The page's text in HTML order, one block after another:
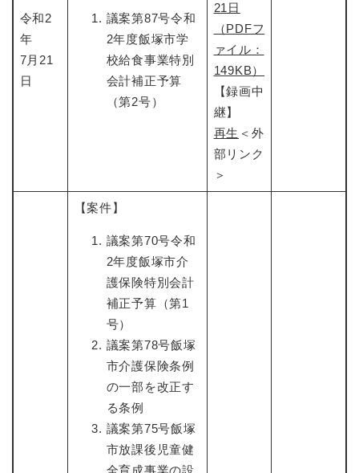
令和2
年
7月21
日
議案第87号令和
2年度飯塚市学
校給食事業特別
会計補正予算
（第2号）
21日
（PDFフ
ァイル：
149KB）
【録画中
継】
再生 ＜外
部リンク
＞
【案件】
議案第70号令和
2年度飯塚市介
護保険特別会計
補正予算（第1
号）
議案第78号飯塚
市介護保険条例
の一部を改正す
る条例
議案第75号飯塚
市放課後児童健
全育成事業の設